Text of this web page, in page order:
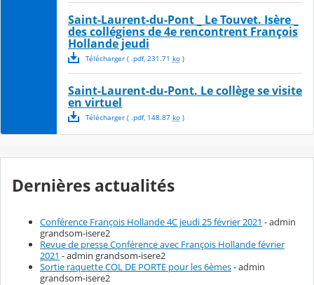
Saint-Laurent-du-Pont _ Le Touvet. Isère _
des collégiens de 4e rencontrent François
Hollande jeudi
Télécharger( .pdf, 231.71 ko)
Saint-Laurent-du-Pont. Le collège se visite
en virtuel
Télécharger( .pdf, 148.87 ko)
Dernières actualités
Conférence François Hollande 4C jeudi 25 février 2021 - admin
grandsom-isere2
Revue de presse Conférence avec François Hollande février
2021 - admin grandsom-isere2
Sortie raquette COL DE PORTE pour les 6èmes- admin
grandsom-isere2